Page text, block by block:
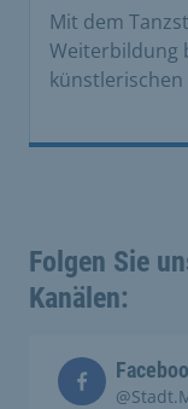
Mit dem
Weiterbildung
Folgen Sie
Kanälen: